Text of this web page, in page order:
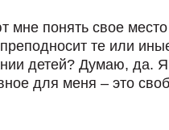
мне понять свое
те или
детей? Думаю, да.
для меня – это